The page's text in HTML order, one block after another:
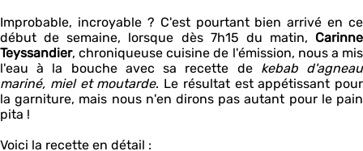
Improbable, incroyable ? C'est pourtant bien arrivé en ce
début de semaine, lorsque dès 7h15 du matin, Carinne
Teyssandier, chroniqueuse cuisine de l'émission, nous a mis
l'eau à la bouche avec sa recette de kebab d'agneau
mariné, miel et moutarde. Le résultat est appétissant pour
la garniture, mais nous n'en dirons pas autant pour le pain
pita !
Voici la recette en détail :